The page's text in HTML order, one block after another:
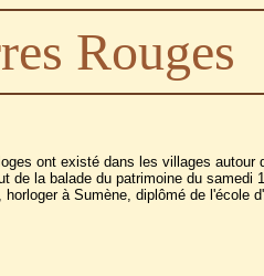
Rouges
ont existé dans les villages autour
la balade du patrimoine du samedi
à Sumène, diplômé de l'école